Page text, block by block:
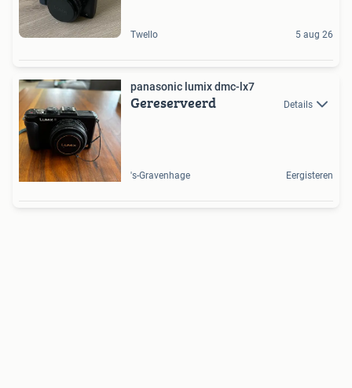
Twello 5 aug 26
panasonic lumix dmc-lx7
Gereserveerd Details
's-Gravenhage Eergisteren